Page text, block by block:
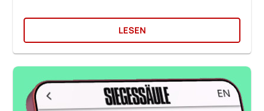
LESEN